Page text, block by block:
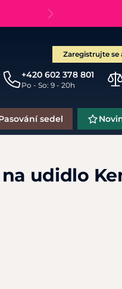
Zaregistrujte se
+420 602 378 801
Po - So: 9 - 20h
Pasování sedel
udidlo